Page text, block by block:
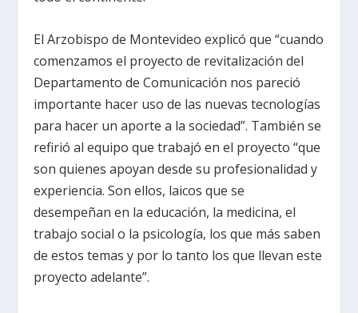
El Arzobispo de Montevideo explicó que “cuando
comenzamos el proyecto de revitalización del
Departamento de Comunicación nos pareció
importante hacer uso de las nuevas tecnologías
para hacer un aporte a la sociedad”. También se
refirió al equipo que trabajó en el proyecto “que
son quienes apoyan desde su profesionalidad y
experiencia. Son ellos, laicos que se
desempeñan en la educación, la medicina, el
trabajo social o la psicología, los que más saben
de estos temas y por lo tanto los que llevan este
proyecto adelante”.